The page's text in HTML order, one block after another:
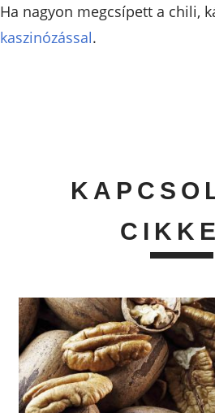
Ha nagyon megcsípett a chili,
kaszinózással.